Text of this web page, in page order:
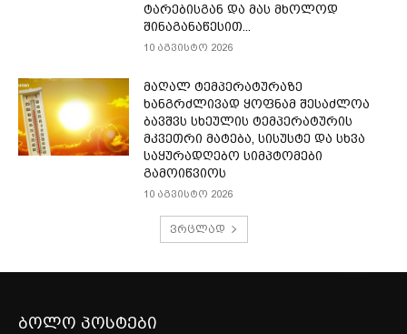
ტარებისგან და მას მხოლოდ
შინაგანაწესით...
10 აგვისტო 2026
მაღალ ტემპერატურაზე
ხანგრძლივად ყოფნამ შესაძლოა
ბავშვს სხეულის ტემპერატურის
მკვეთრი მატება, სისუსტე და სხვა
საყურადღებო სიმპტომები
გამოიწვიოს
10 აგვისტო 2026
ვრცლად
ბოლო პოსტები